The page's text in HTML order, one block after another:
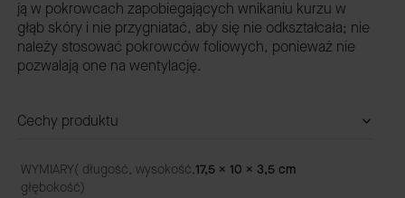
ją w pokrowcach zapobiegających wnikaniu kurzu w
głąb skóry i nie przygniatać, aby się nie odkształcała; nie
należy stosować pokrowców foliowych, ponieważ nie
pozwalają one na wentylację.
Cechy produktu
WYMIARY( długość, wysokość,
głębokość)
17,5 x 10 x 3,5 cm